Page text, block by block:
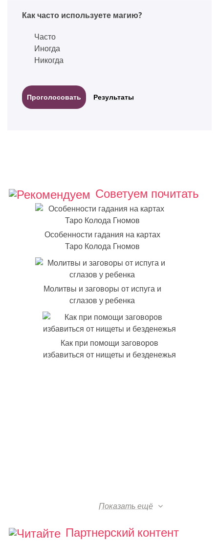
Как часто используете магию?
Часто
Иногда
Никогда
Результаты
Советуем почитать
Особенности гадания на картах
Таро Колода Гномов
Молитвы и заговоры от испуга и
сглазов у ребенка
Как при помощи заговоров
избавиться от нищеты и безденежья
Показать ещё
Партнерский контент